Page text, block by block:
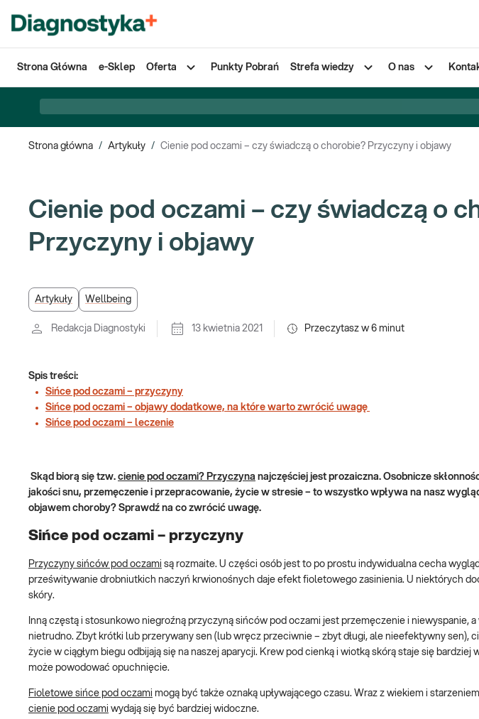
Strona Główna e-Sklep Oferta Punkty Pobrań Strefa wiedzy O nas
Strona główna / Artykuły / Cienie pod oczami – czy świadczą o chorobie? Przyczyny i objawy
Cienie pod oczami – czy świadczą o
Przyczyny i objawy
Artykuły Wellbeing
Redakcja Diagnostyki 13 kwietnia 2021 Przeczytasz w 6 minut
Spis treści:
Sińce pod oczami – przyczyny
Sińce pod oczami – objawy dodatkowe, na które warto zwrócić uwagę
Sińce pod oczami – leczenie
Skąd biorą się tzw. cienie pod oczami? Przyczyna najczęściej jest prozaiczna. Osobnicze
jakości snu, przemęczenie i przepracowanie, życie w stresie – to wszystko wpływa na nasz
objawem choroby? Sprawdź na co zwrócić uwagę.
Sińce pod oczami – przyczyny
Przyczyny sińców pod oczami są rozmaite. U części osób jest to po prostu indywidualna cecha
prześwitywanie drobniutkich naczyń krwionośnych daje efekt fioletowego zasinienia. U niektórych
skóry.
Inną częstą i stosunkowo niegroźną przyczyną sińców pod oczami jest przemęczenie i niewyspanie,
nietrudno. Zbyt krótki lub przerywany sen (lub wręcz przeciwnie – zbyt długi, ale nieefektywny sen),
życie w ciągłym biegu odbijają się na naszej aparycji. Krew pod cienką i wiotką skórą staje się bardziej
może powodować opuchnięcie.
Fioletowe sińce pod oczami mogą być także oznaką upływającego czasu. Wraz z wiekiem i
cienie pod oczami wydają się być bardziej widoczne.